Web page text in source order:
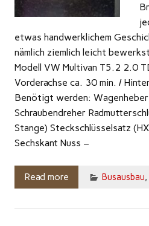
etwas handwerklichem
nämlich ziemlich leicht
Modell VW Multivan T5.2 2.0
Vorderachse ca. 30 min. /
Benötigt werden:
Schraubendreher
Stange) Steckschlüsselsatz
Sechskant Nuss –
Read more Busausbau,